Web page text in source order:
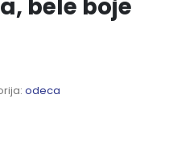
bele boje
odeca